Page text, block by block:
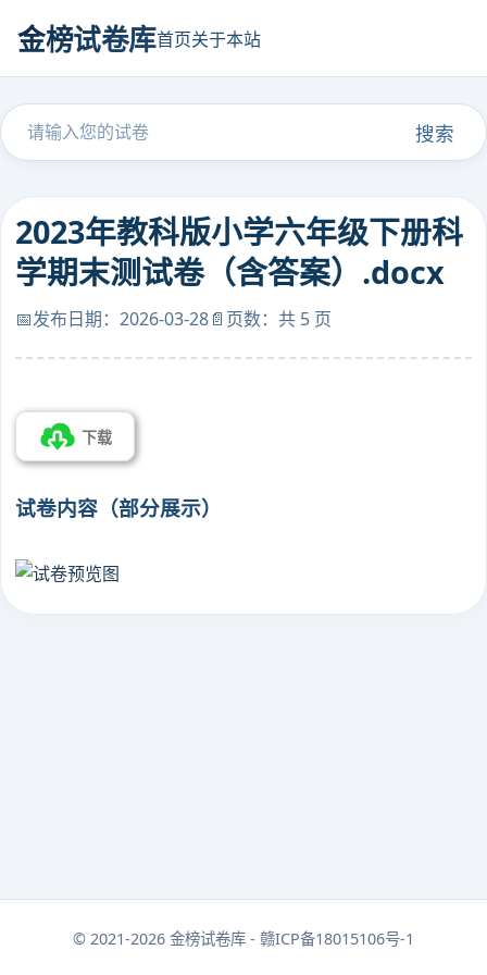
金榜试卷库首页关于本站
搜索
2023年教科版小学六年级下册科
学期末测试卷（含答案）.docx
📅发布日期：2026-03-28📄页数：共 5 页
下载
试卷内容（部分展示）
© 2021-2026 金榜试卷库 - 赣ICP备18015106号-1